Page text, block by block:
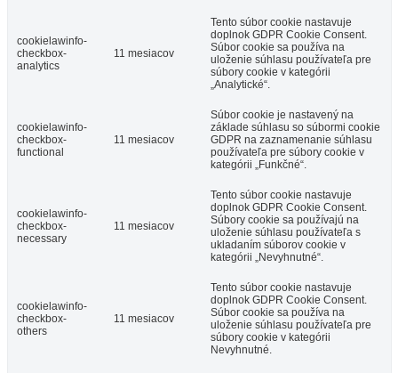
cookielawinfo-
checkbox-
analytics
11 mesiacov
Tento súbor cookie nastavuje
doplnok GDPR Cookie Consent.
Súbor cookie sa používa na
uloženie súhlasu používateľa pre
súbory cookie v kategórii
„Analytické“.
cookielawinfo-
checkbox-
functional
11 mesiacov
Súbor cookie je nastavený na
základe súhlasu so súbormi cookie
GDPR na zaznamenanie súhlasu
používateľa pre súbory cookie v
kategórii „Funkčné“.
cookielawinfo-
checkbox-
necessary
11 mesiacov
Tento súbor cookie nastavuje
doplnok GDPR Cookie Consent.
Súbory cookie sa používajú na
uloženie súhlasu používateľa s
ukladaním súborov cookie v
kategórii „Nevyhnutné“.
cookielawinfo-
checkbox-
others
11 mesiacov
Tento súbor cookie nastavuje
doplnok GDPR Cookie Consent.
Súbor cookie sa používa na
uloženie súhlasu používateľa pre
súbory cookie v kategórii
Nevyhnutné.